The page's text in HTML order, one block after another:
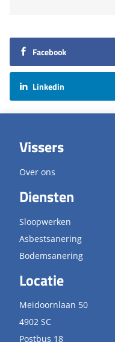
Facebook
Linkedin
Vissers
Over ons
Diensten
Sloopwerken
Asbestsanering
Bodemsanering
Locatie
Meidoornlaan 50
4902 SC
Postbus 18